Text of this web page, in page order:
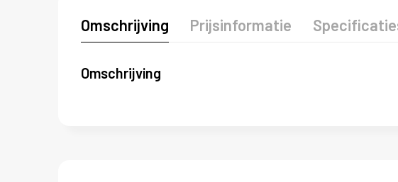
Omschrijving Prijsinformatie
Omschrijving